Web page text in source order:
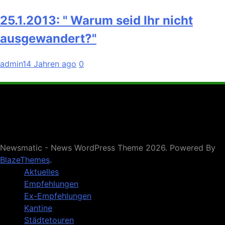
25.1.2013: " Warum seid Ihr nicht
ausgewandert?"
admin14 Jahren ago 0
Newsmatic - News WordPress Theme 2026. Powered By
BlazeThemes.
Aktuelles
Empfehlungen
Ex-Empfehlungen
Kantine
Städtetouren